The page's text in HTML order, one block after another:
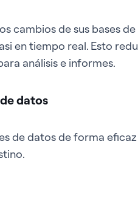
cambios de sus bases
en tiempo real. Esto
análisis e informes.
datos
de datos de forma